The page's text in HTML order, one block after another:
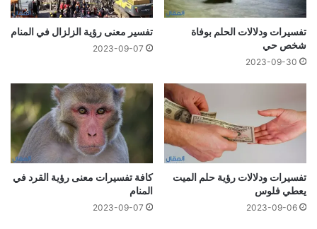
تفسيرات ودلالات الحلم بوفاة
شخص حي
2023-09-30
تفسير معنى رؤية الزلزال في المنام
2023-09-07
تفسيرات ودلالات رؤية حلم الميت
يعطي فلوس
2023-09-06
كافة تفسيرات معنى رؤية القرد في
المنام
2023-09-07